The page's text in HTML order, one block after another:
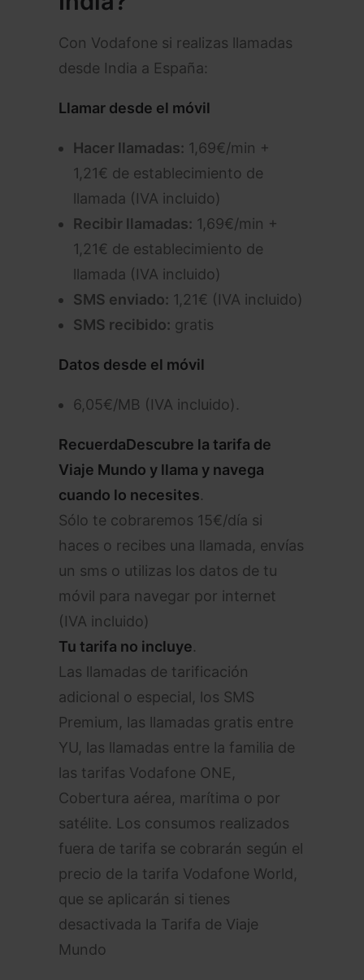
Con Vodafone si realizas llamadas
desde India a España:
Llamar desde el móvil
Hacer llamadas: 1,69€/min +
1,21€ de establecimiento de
llamada (IVA incluido)
Recibir llamadas: 1,69€/min +
1,21€ de establecimiento de
llamada (IVA incluido)
SMS enviado: 1,21€ (IVA incluido)
SMS recibido: gratis
Datos desde el móvil
6,05€/MB (IVA incluido).
RecuerdaDescubre la tarifa de
Viaje Mundo y llama y navega
cuando lo necesites.
Sólo te cobraremos 15€/día si
haces o recibes una llamada, envías
un sms o utilizas los datos de tu
móvil para navegar por internet
(IVA incluido)
Tu tarifa no incluye.
Las llamadas de tarificación
adicional o especial, los SMS
Premium, las llamadas gratis entre
YU, las llamadas entre la familia de
las tarifas Vodafone ONE,
Cobertura aérea, marítima o por
satélite. Los consumos realizados
fuera de tarifa se cobrarán según el
precio de la tarifa Vodafone World,
que se aplicarán si tienes
desactivada la Tarifa de Viaje
Mundo